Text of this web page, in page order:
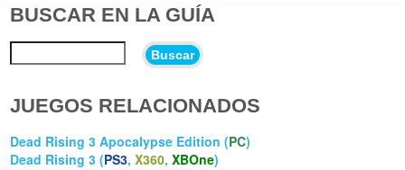
BUSCAR EN LA GUÍA
Buscar
JUEGOS RELACIONADOS
Dead Rising 3 Apocalypse Edition (PC)
Dead Rising 3 (PS3,X360,XBOne)